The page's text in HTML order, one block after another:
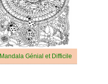
Mandala Génial et Difficile